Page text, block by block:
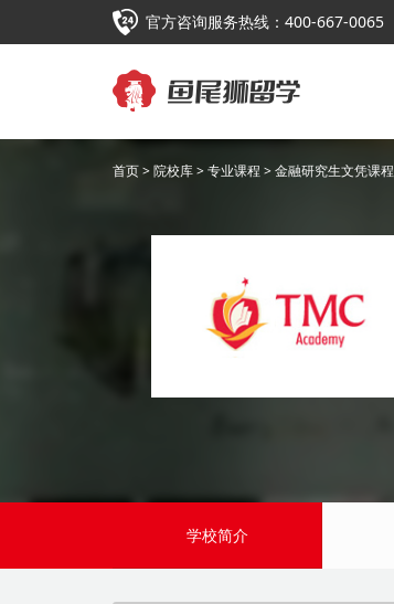
官方咨询服务热线：400-667-0065
首页>院校库>专业课程 > 金融研究生文凭课程
学校简介